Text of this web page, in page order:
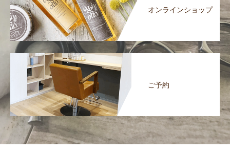
オンラインショップ
ご予約